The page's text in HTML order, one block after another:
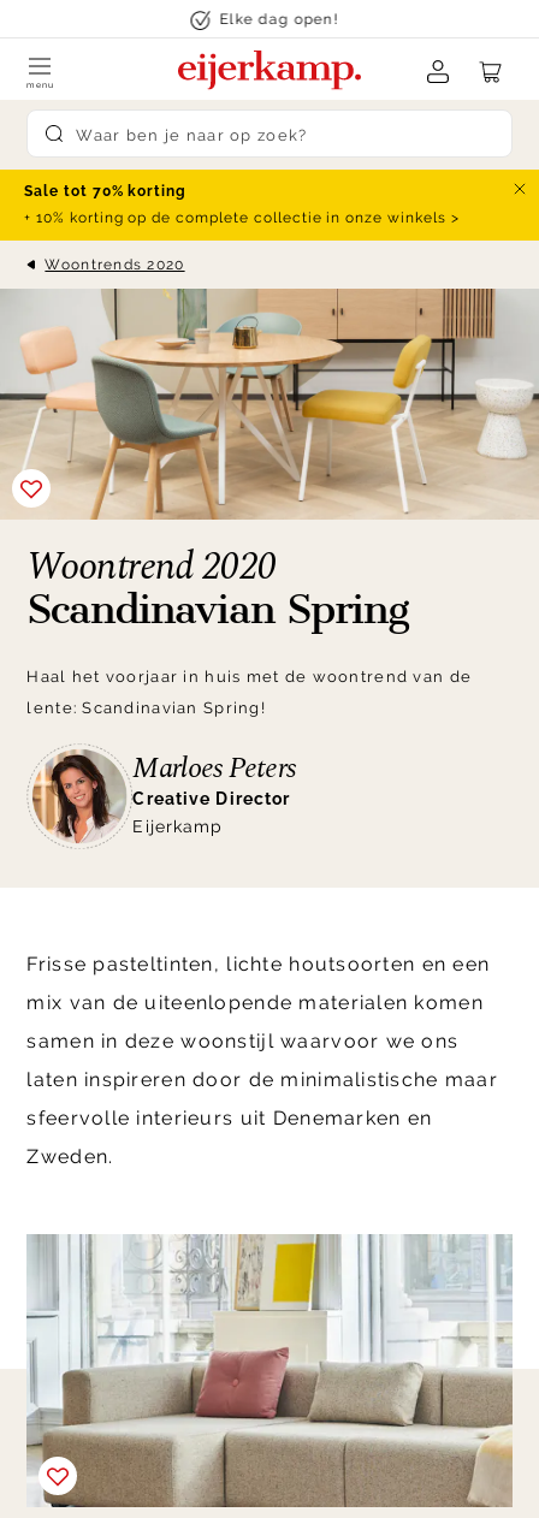
Elke dag open!
Submit search
menu
Sale tot 70% korting
+ 10% korting op de complete collectie in onze winkels >
Woontrends 2020
Woontrend 2020
Scandinavian Spring
Haal het voorjaar in huis met de woontrend van de
lente: Scandinavian Spring!
Marloes Peters
Creative Director
Eijerkamp
Frisse pasteltinten, lichte houtsoorten en een
mix van de uiteenlopende materialen komen
samen in deze woonstijl waarvoor we ons
laten inspireren door de minimalistische maar
sfeervolle interieurs uit Denemarken en
Zweden.